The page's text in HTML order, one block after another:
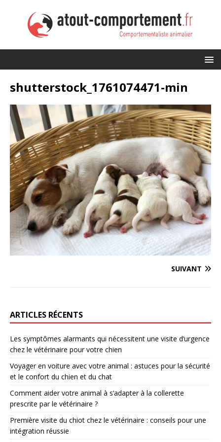
shutterstock_1761074471-min
SUIVANT
ARTICLES RÉCENTS
Les symptômes alarmants qui nécessitent une visite d’urgence
chez le vétérinaire pour votre chien
Voyager en voiture avec votre animal : astuces pour la sécurité
et le confort du chien et du chat
Comment aider votre animal à s’adapter à la collerette
prescrite par le vétérinaire ?
Première visite du chiot chez le vétérinaire : conseils pour une
intégration réussie